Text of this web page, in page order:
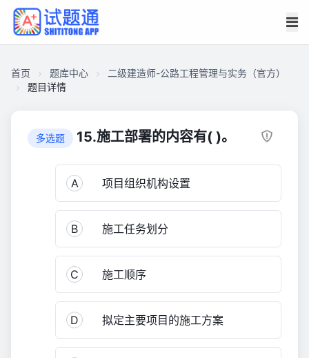
首页 题库中心
二级建造师-公路工程管理与实务（官方）
题目详情
多选题 15.施工部署的内容有( )。
A 项目组织机构设置
B 施工任务划分
C 施工顺序
D 拟定主要项目的施工方案